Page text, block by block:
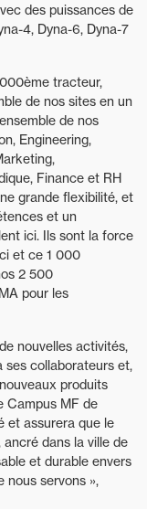
des puissances de
4, Dyna-6, Dyna-7
tracteur,
de nos sites en un
de nos
Engineering,
Finance et RH
grande flexibilité, et
et un
ici. Ils sont la force
et ce 1 000
2 500
pour les
nouvelles activités,
ses collaborateurs et,
produits
Campus MF de
et assurera que le
ancré dans la ville de
et durable envers
nous servons »,